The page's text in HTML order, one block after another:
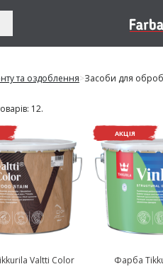
та оздоблення>Засоби для
12.
Valtti Color
АКЦІЯ
Фарба